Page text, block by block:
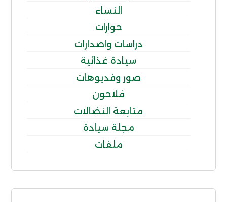
النساء
حوارات
دراسات واصدارات
سيادة غذائية
صور وفديوهات
فلاحون
متابعة النضالات
مجلة سيادة
ملفات